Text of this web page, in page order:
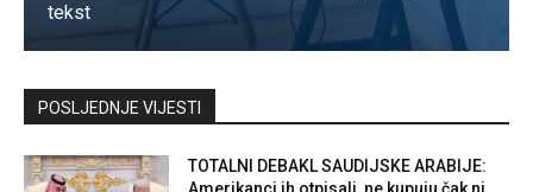
tekst
Kontaktirajte nas
POSLJEDNJE VIJESTI
TOTALNI DEBAKL SAUDIJSKE ARABIJE: